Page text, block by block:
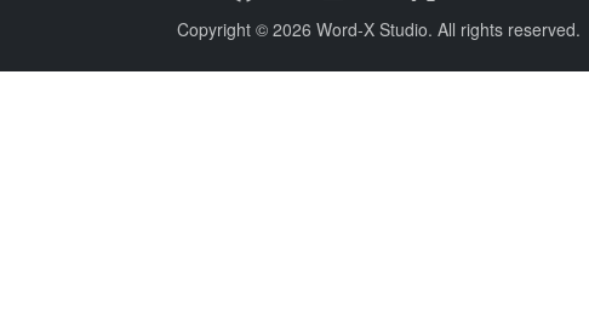
Copyright © 2026 Word-X Studio. All rights reserved.